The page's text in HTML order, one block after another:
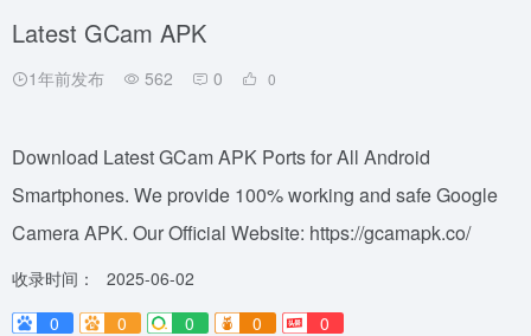
Latest GCam APK
1年前发布 562 0 0
Download Latest GCam APK Ports for All Android
Smartphones. We provide 100% working and safe Google
Camera APK. Our Official Website: https://gcamapk.co/
收录时间：
2025-06-02
0
0 0 0 0